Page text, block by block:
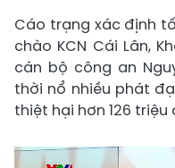
Cáo trạng xác định
chào KCN Cái Lân,
cán bộ công an
thời nổ nhiều phát
thiệt hại hơn 126 triệu